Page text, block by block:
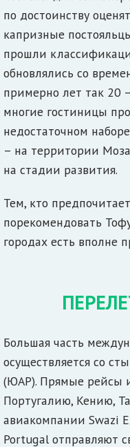
по достоинству
капризные
прошли
обновлялись со
примерно лет так 20
многие гостиницы
недостаточном
– на территории
на стадии развития.
Тем, кто
порекомендовать
городах есть вполне
Большая часть
осуществляется со
(ЮАР). Прямые рейсы
Португалию, Кению,
авиакомпании Swazi
Portugal отправляют